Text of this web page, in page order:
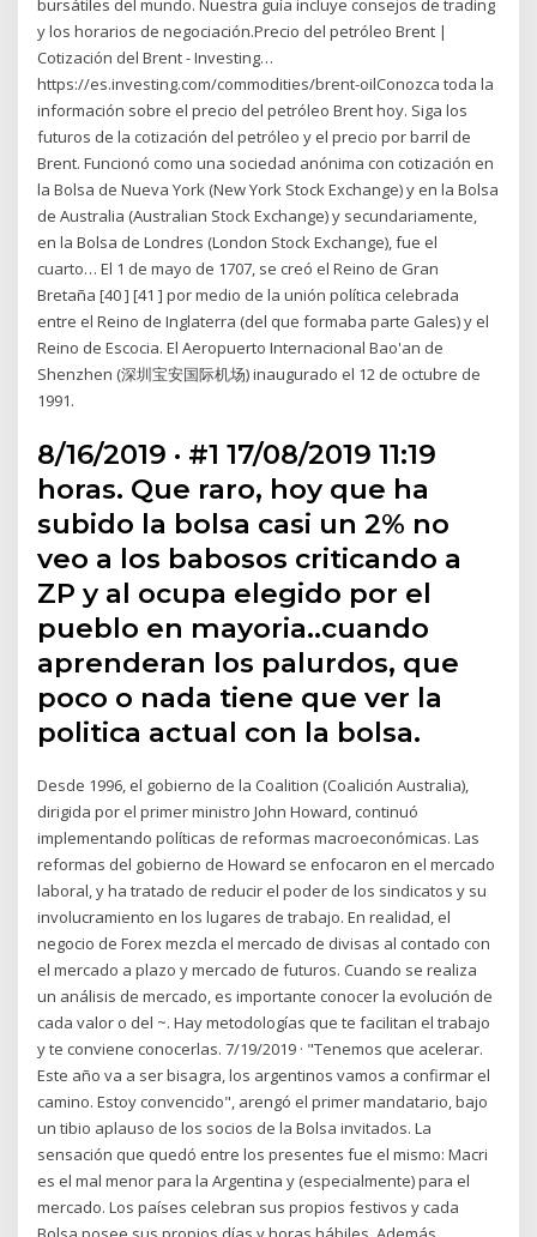
bursátiles del mundo. Nuestra guía incluye consejos de trading
y los horarios de negociación.Precio del petróleo Brent |
Cotización del Brent - Investing…
https://es.investing.com/commodities/brent-oilConozca toda la
información sobre el precio del petróleo Brent hoy. Siga los
futuros de la cotización del petróleo y el precio por barril de
Brent. Funcionó como una sociedad anónima con cotización en
la Bolsa de Nueva York (New York Stock Exchange) y en la Bolsa
de Australia (Australian Stock Exchange) y secundariamente,
en la Bolsa de Londres (London Stock Exchange), fue el
cuarto… El 1 de mayo de 1707, se creó el Reino de Gran
Bretaña [40 ] [41 ] por medio de la unión política celebrada
entre el Reino de Inglaterra (del que formaba parte Gales) y el
Reino de Escocia. El Aeropuerto Internacional Bao'an de
Shenzhen (深圳宝安国际机场) inaugurado el 12 de octubre de
1991.
8/16/2019 · #1 17/08/2019 11:19
horas. Que raro, hoy que ha
subido la bolsa casi un 2% no
veo a los babosos criticando a
ZP y al ocupa elegido por el
pueblo en mayoria..cuando
aprenderan los palurdos, que
poco o nada tiene que ver la
politica actual con la bolsa.
Desde 1996, el gobierno de la Coalition (Coalición Australia),
dirigida por el primer ministro John Howard, continuó
implementando políticas de reformas macroeconómicas. Las
reformas del gobierno de Howard se enfocaron en el mercado
laboral, y ha tratado de reducir el poder de los sindicatos y su
involucramiento en los lugares de trabajo. En realidad, el
negocio de Forex mezcla el mercado de divisas al contado con
el mercado a plazo y mercado de futuros. Cuando se realiza
un análisis de mercado, es importante conocer la evolución de
cada valor o del ~. Hay metodologías que te facilitan el trabajo
y te conviene conocerlas. 7/19/2019 · "Tenemos que acelerar.
Este año va a ser bisagra, los argentinos vamos a confirmar el
camino. Estoy convencido", arengó el primer mandatario, bajo
un tibio aplauso de los socios de la Bolsa invitados. La
sensación que quedó entre los presentes fue el mismo: Macri
es el mal menor para la Argentina y (especialmente) para el
mercado. Los países celebran sus propios festivos y cada